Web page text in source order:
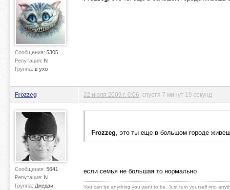
Сообщения: 5305
Репутация: N
Группа: в ухо
Frozzeg
Сообщения: 5641
Репутация: N
Группа: Джедаи
22 июля 2009 г. 0:06 , спустя 7 минут 19 секунд
Frozzeg, это ты еще в большом городе
если семья не большая то нормально
You can be anything you want to be. Just turn yourself into